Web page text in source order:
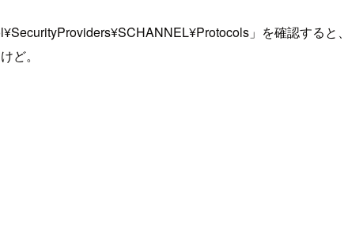
」を確認すると、
ど。